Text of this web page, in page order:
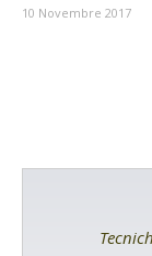
10 Novembre 2017